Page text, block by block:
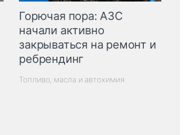
Горючая пора: АЗС
начали активно
закрываться на ремонт и
ребрендинг
Топливо, масла и автохимия